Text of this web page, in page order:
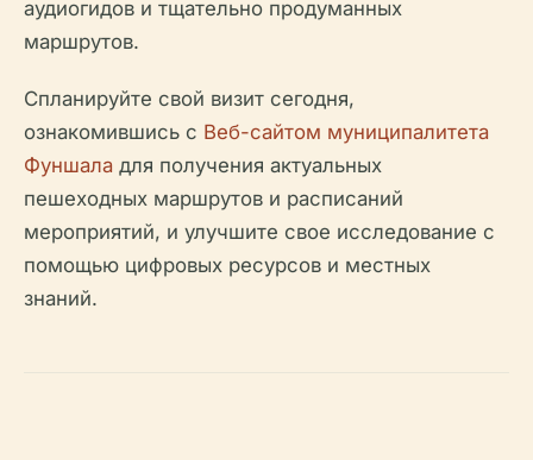
аудиогидов и тщательно продуманных
маршрутов.
Спланируйте свой визит сегодня,
ознакомившись с Веб-сайтом муниципалитета
Фуншала для получения актуальных
пешеходных маршрутов и расписаний
мероприятий, и улучшите свое исследование с
помощью цифровых ресурсов и местных
знаний.